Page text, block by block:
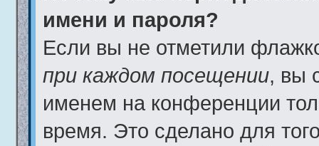
имени и пароля?
Если вы не отметили
при каждом посещении, вы
именем на конференции
время. Это сделано для